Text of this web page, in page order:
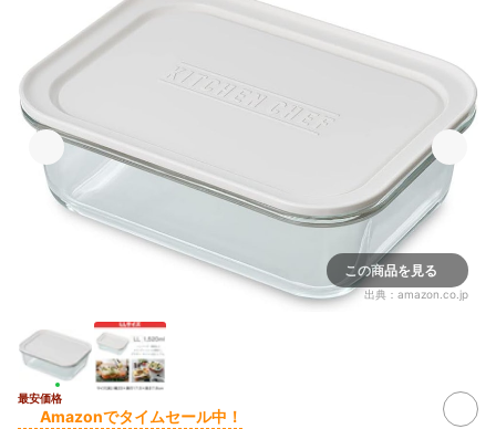
この商品を見る
出典： amazon.co.jp
最安価格
Amazonでタイムセール中！